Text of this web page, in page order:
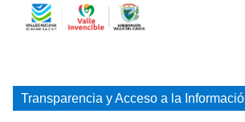
Transparencia y Acceso a la